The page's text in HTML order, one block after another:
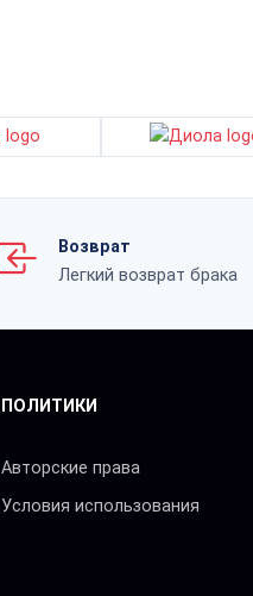
Возврат
Легкий возврат брака
ПОЛИТИКИ
Авторские права
Условия использования